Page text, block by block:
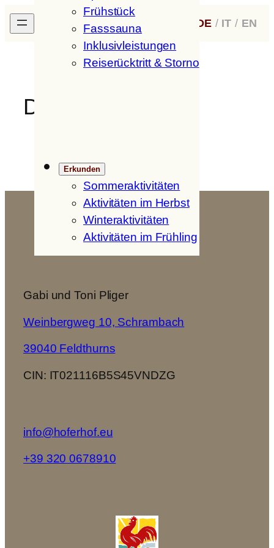
Zum
Inhalt
Frühstück
Fasssauna
Inklusivleistungen
Reiserücktritt & Storno
Erkunden
Sommeraktivitäten
Aktivitäten im Herbst
Winteraktivitäten
Aktivitäten im Frühling
H oferHof DE / IT / EN
DSC_0035
Hofer Hof
Gabi und Toni Pliger
Weinbergweg 10, Schrambach
39040 Feldthurns
CIN: IT021116B5S45VNDZG
info@hoferhof.eu
+39 320 0678910